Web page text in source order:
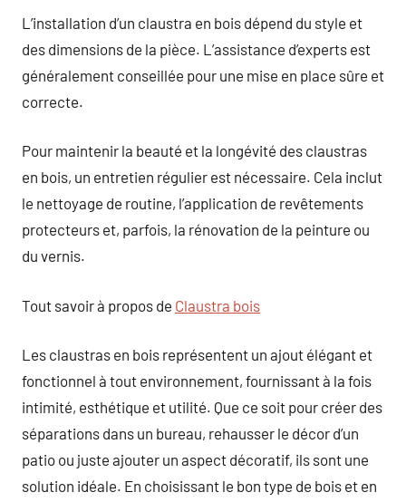
L’installation d’un claustra en bois dépend du style et
des dimensions de la pièce. L’assistance d’experts est
généralement conseillée pour une mise en place sûre et
correcte.
Pour maintenir la beauté et la longévité des claustras
en bois, un entretien régulier est nécessaire. Cela inclut
le nettoyage de routine, l’application de revêtements
protecteurs et, parfois, la rénovation de la peinture ou
du vernis.
Tout savoir à propos de Claustra bois
Les claustras en bois représentent un ajout élégant et
fonctionnel à tout environnement, fournissant à la fois
intimité, esthétique et utilité. Que ce soit pour créer des
séparations dans un bureau, rehausser le décor d’un
patio ou juste ajouter un aspect décoratif, ils sont une
solution idéale. En choisissant le bon type de bois et en